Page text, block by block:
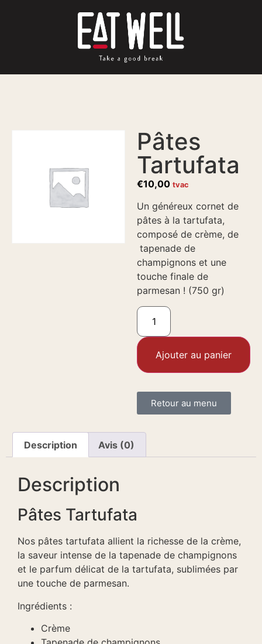
Pâtes
Tartufata
€10,00 tvac
Un généreux cornet de
pâtes à la tartufata,
composé de crème, de
tapenade de
champignons et une
touche finale de
parmesan ! (750 gr)
Ajouter au panier
Retour au menu
Description Avis (0)
Description
Pâtes Tartufata
Nos pâtes tartufata allient la richesse de la crème,
la saveur intense de la tapenade de champignons
et le parfum délicat de la tartufata, sublimées par
une touche de parmesan.
Ingrédients :
Crème